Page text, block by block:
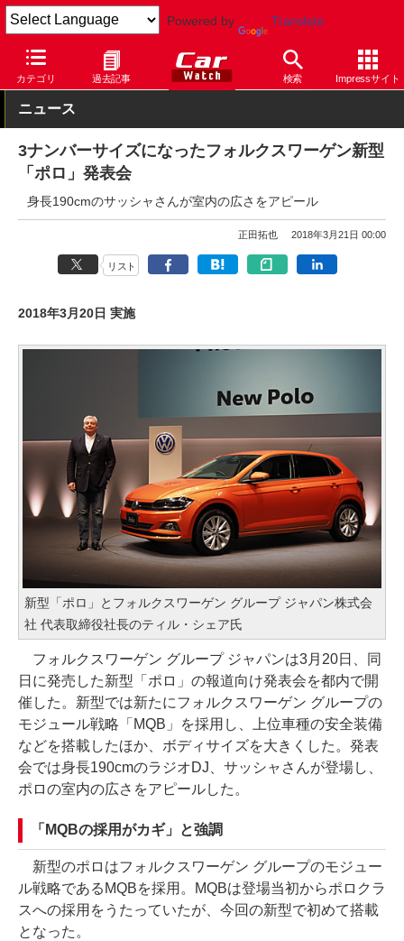
Powered by Translate
カテゴリ 過去記事 検索 Impressサイト
Car Watch 自動車 フォルクスワーゲン ポロ
ニュース
3ナンバーサイズになったフォルクスワーゲン新型
「ポロ」発表会
身長190cmのサッシャさんが室内の広さをアピール
正田拓也 2018年3月21日 00:00
リスト
2018年3月20日 実施
新型「ポロ」とフォルクスワーゲン グループ ジャパン株式会
社 代表取締役社長のティル・シェア氏
フォルクスワーゲン グループ ジャパンは3月20日、同
日に発売した新型「ポロ」の報道向け発表会を都内で開
催した。新型では新たにフォルクスワーゲン グループの
モジュール戦略「MQB」を採用し、上位車種の安全装備
などを搭載したほか、ボディサイズを大きくした。発表
会では身長190cmのラジオDJ、サッシャさんが登場し、
ポロの室内の広さをアピールした。
「MQBの採用がカギ」と強調
新型のポロはフォルクスワーゲン グループのモジュー
ル戦略であるMQBを採用。MQBは登場当初からポロクラ
スへの採用をうたっていたが、今回の新型で初めて搭載
となった。